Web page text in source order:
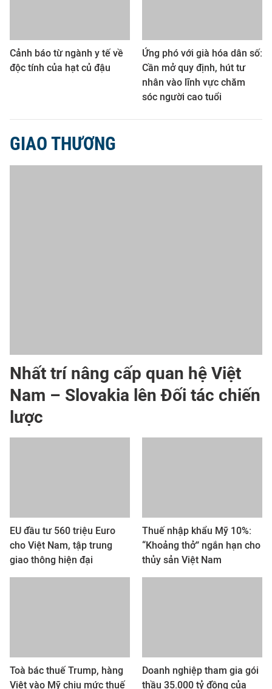
Cảnh báo từ ngành y tế về
độc tính của hạt củ đậu
Ứng phó với già hóa dân số:
Cần mở quy định, hút tư
nhân vào lĩnh vực chăm
sóc người cao tuổi
GIAO THƯƠNG
Nhất trí nâng cấp quan hệ Việt
Nam – Slovakia lên Đối tác chiến
lược
EU đầu tư 560 triệu Euro
cho Việt Nam, tập trung
giao thông hiện đại
Thuế nhập khẩu Mỹ 10%:
“Khoảng thở” ngắn hạn cho
thủy sản Việt Nam
Toà bác thuế Trump, hàng
Việt vào Mỹ chịu mức thuế
Doanh nghiệp tham gia gói
thầu 35.000 tỷ đồng của